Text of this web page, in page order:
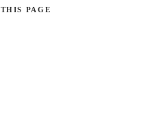
THIS PAGE